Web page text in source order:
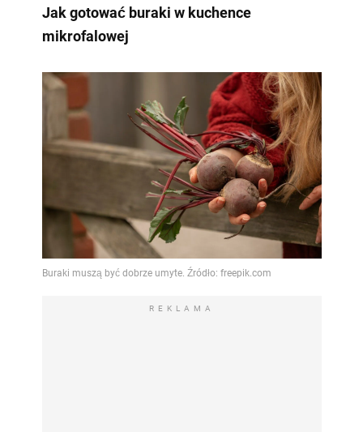
Jak gotować buraki w kuchence
mikrofalowej
REKLAMA